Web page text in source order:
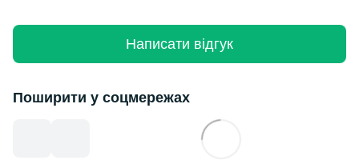
Написати відгук
Поширити у соцмережах